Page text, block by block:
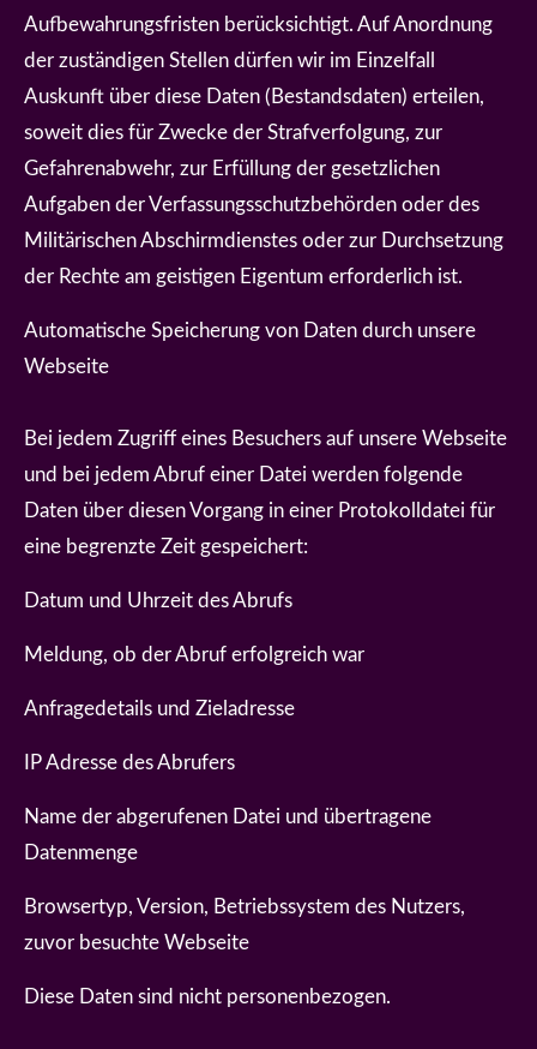
Aufbewahrungsfristen berücksichtigt. Auf Anordnung
der zuständigen Stellen dürfen wir im Einzelfall
Auskunft über diese Daten (Bestandsdaten) erteilen,
soweit dies für Zwecke der Strafverfolgung, zur
Gefahrenabwehr, zur Erfüllung der gesetzlichen
Aufgaben der Verfassungsschutzbehörden oder des
Militärischen Abschirmdienstes oder zur Durchsetzung
der Rechte am geistigen Eigentum erforderlich ist.
Automatische Speicherung von Daten durch unsere
Webseite
Bei jedem Zugriff eines Besuchers auf unsere Webseite
und bei jedem Abruf einer Datei werden folgende
Daten über diesen Vorgang in einer Protokolldatei für
eine begrenzte Zeit gespeichert:
Datum und Uhrzeit des Abrufs
Meldung, ob der Abruf erfolgreich war
Anfragedetails und Zieladresse
IP Adresse des Abrufers
Name der abgerufenen Datei und übertragene
Datenmenge
Browsertyp, Version, Betriebssystem des Nutzers,
zuvor besuchte Webseite
Diese Daten sind nicht personenbezogen.